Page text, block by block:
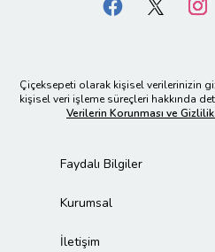
Çiçeksepeti olarak kişisel verilerinizin
kişisel veri işleme süreçleri hakkında
Verilerin Korunması ve
Faydalı Bilgiler
Kurumsal
İletişim